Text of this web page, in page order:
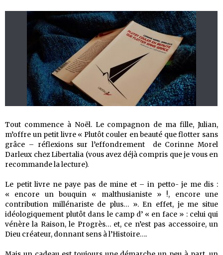
Tout commence à Noël. Le compagnon de ma fille, Julian,
m’offre un petit livre « Plutôt couler en beauté que flotter sans
grâce – réflexions sur l’effondrement de Corinne Morel
Darleux chez Libertalia (vous avez déjà compris que je vous en
recommande la lecture).
Le petit livre ne paye pas de mine et – in petto- je me dis :
« encore un bouquin « malthusianiste » !, encore une
contribution millénariste de plus… ». En effet, je me situe
idéologiquement plutôt dans le camp d’ « en face » : celui qui
vénère la Raison, le Progrès… et, ce n’est pas accessoire, un
Dieu créateur, donnant sens à l’Histoire….